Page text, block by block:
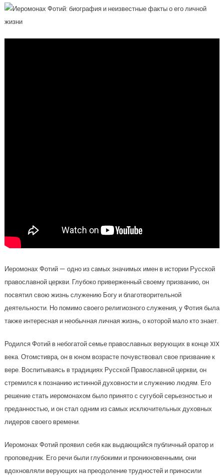
Иеромонах Фотий — одно из самых значимых имен в истории Русской
православной церкви. Глубоко приверженный своему призванию, он
посвятил свою жизнь служению Богу и благотворительной
деятельности. Но помимо своего религиозного служения, у Фотия была
также интересная и необычная личная жизнь, о которой мало кто знает.
Родился Фотий в небогатой семье православных верующих в конце XIX
века. Отомстивра, он в юном возрасте почувствовал свое призвание к
вере. Воспитываясь в традициях Русской Православной церкви, он
стремился к познанию истинной духовности и служению людям. Его
решение стать иеромонахом было принято с сугубой серьезностью и
преданностью, и он стал одним из самых исключительных духовных
лидеров своего времени.
Иеромонах Фотий проявил себя как выдающийся публичный оратор и
проповедник. Его речи были глубокими и проникновенными, они
вдохновляли верующих на преодоление трудностей и приносили